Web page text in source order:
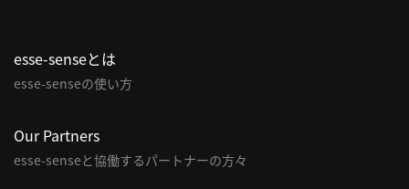
esse-senseとは
esse-senseの使い方
Our Partners
esse-senseと協働するパートナーの方々